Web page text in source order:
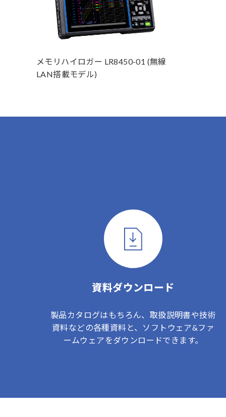
メモリハイロガー LR8450-01 (無線
LAN搭載モデル)
資料ダウンロード
製品カタログはもちろん、取扱説明書や技術
資料などの各種資料と、ソフトウェア&ファ
ームウェアをダウンロードできます。